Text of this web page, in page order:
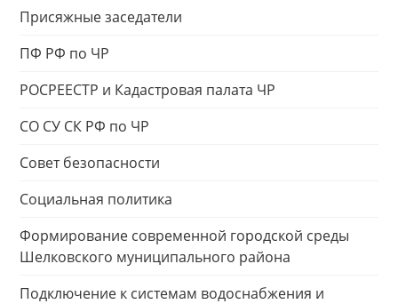
Присяжные заседатели
ПФ РФ по ЧР
РОСРЕЕСТР и Кадастровая палата ЧР
СО СУ СК РФ по ЧР
Совет безопасности
Социальная политика
Формирование современной городской среды
Шелковского муниципального района
Подключение к системам водоснабжения и